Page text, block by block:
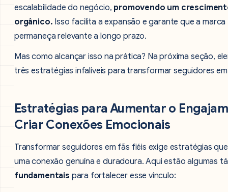
escalabilidade do negócio, promovendo um
orgânico. Isso facilita a expansão e garante que a marca
permaneça relevante a longo prazo.
Mas como alcançar isso na prática? Na próxima seção,
três estratégias infalíveis para transformar seguidores
Estratégias para Aumentar o
Criar Conexões Emocionais
Transformar seguidores em fãs fiéis exige estratégias
uma conexão genuína e duradoura. Aqui estão algumas
fundamentais para fortalecer esse vínculo: